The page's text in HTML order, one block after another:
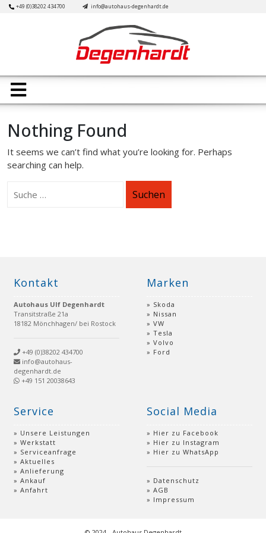
Skip+49 (0)38202 434700 info@autohaus-degenhardt.de
Open
Nothing Found
It seems we can’t find what you’re looking for. Perhaps
searching can help.
Suchen
Kontakt
Autohaus Ulf Degenhardt
Transitstraße 21a
18182 Mönchhagen/ bei Rostock
+49 (0)38202 434700
info@autohaus-
degenhardt.de
+49 151 20038643
Marken
Skoda
Nissan
VW
Tesla
Volvo
Ford
Service
Unsere Leistungen
Werkstatt
Serviceanfrage
Aktuelles
Anlieferung
Ankauf
Anfahrt
Social Media
Hier zu Facebook
Hier zu Instagram
Hier zu WhatsApp
Datenschutz
AGB
Impressum